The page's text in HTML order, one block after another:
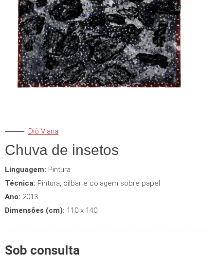
Diô Viana
Chuva de insetos
Linguagem: Pintura
Técnica: Pintura, oilbar e colagem sobre papel
Ano: 2013
Dimensões (cm): 110 x 140
Sob consulta